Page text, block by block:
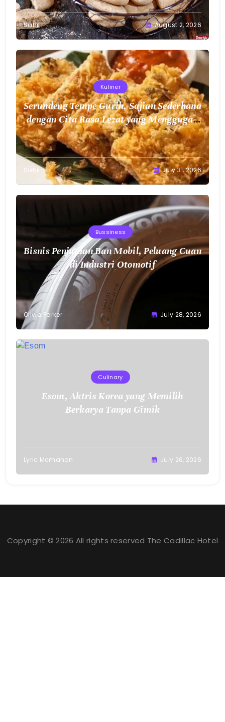
Sahil August 2, 2026
Kuliner
Serundeng Tempe Gurih, Sajian Sederhana
dengan Cita Rasa Lezat yang Menggugah
Selera
Sahil July 31, 2026
Bussiness
Bisnis Penjualan Ban Mobil, Peluang Cuan
di Industri Otomotif
Olivia Parker July 28, 2026
Culinary
Esom, Aktris Korea yang Memilih
Berkarya Tanpa Gimik
Lyric Mcmahon July 26, 2026
Copyright © 2026 All rights reserved The Cadillac Hotel